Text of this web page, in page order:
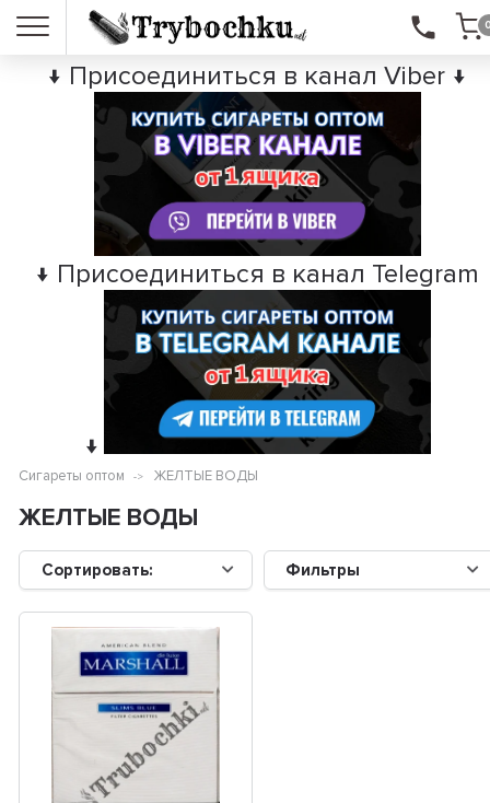
↓ Присоединиться в канал Viber ↓
↓ Присоединиться в канал Telegram
↓
Сигареты оптом ЖЕЛТЫЕ ВОДЫ
ЖЕЛТЫЕ ВОДЫ
Сортировать: Фильтры